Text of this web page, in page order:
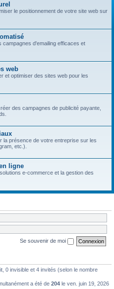
le positionnement de votre site web sur
d'emailing efficaces et
web
et optimiser des sites web pour les
des campagnes de publicité payante,
la présence de votre entreprise sur les
etc.).
ligne
e-commerce et la gestion des
Se souvenir de moi
0 invisible et 4 invités (selon le nombre
a été de 204 le ven. juin 19, 2026